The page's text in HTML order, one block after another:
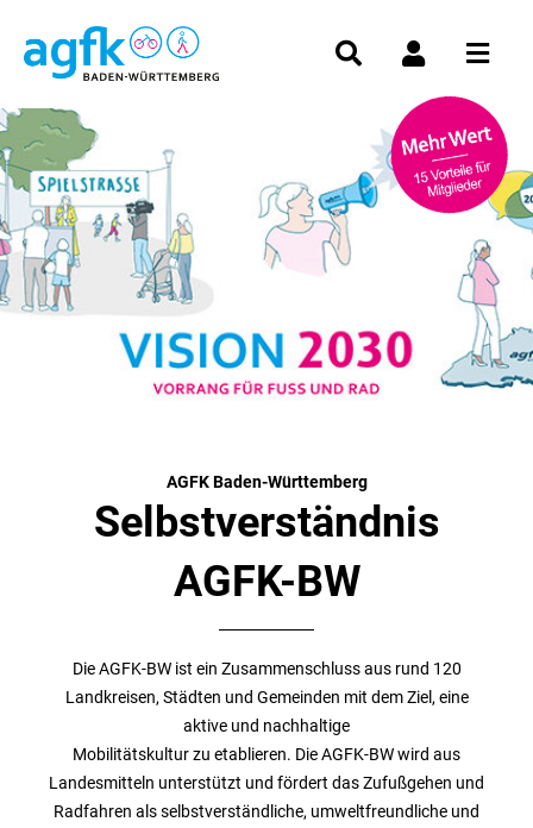
AGFK Baden-Württemberg
Selbstverständnis
AGFK-BW
Die AGFK-BW ist ein Zusammenschluss aus rund 120
Landkreisen, Städten und Gemeinden mit dem Ziel, eine
aktive und nachhaltige
Mobilitätskultur zu etablieren. Die AGFK-BW wird aus
Landesmitteln unterstützt und fördert das Zufußgehen und
Radfahren als selbstverständliche, umweltfreundliche und